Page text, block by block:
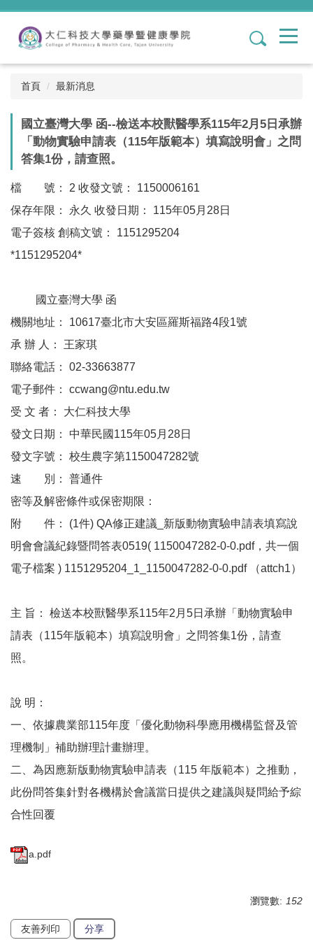
跳
內
1
首頁 最新消息
國立臺灣大學 函--檢送本校獸醫學系115年2月5日承辦
「動物實驗申請表（115年版範本）填寫說明會」之問
答集1份，請查照。
檔 號： 2 收發文號： 1150006161
保存年限： 永久 收發日期： 115年05月28日
電子簽核 創稿文號： 1151295204
*1151295204*
國立臺灣大學 函
機關地址： 10617臺北市大安區羅斯福路4段1號
承 辦 人： 王家琪
聯絡電話： 02-33663877
電子郵件： ccwang@ntu.edu.tw
受 文 者： 大仁科技大學
發文日期： 中華民國115年05月28日
發文字號： 校生農字第1150047282號
速 別： 普通件
密等及解密條件或保密期限：
附 件： (1件) QA修正建議_新版動物實驗申請表填寫說
明會會議紀錄暨問答表0519( 1150047282-0-0.pdf，共一個
電子檔案 ) 1151295204_1_1150047282-0-0.pdf （attch1）
主 旨： 檢送本校獸醫學系115年2月5日承辦「動物實驗申
請表（115年版範本）填寫說明會」之問答集1份，請查
照。
說 明：
一、依據農業部115年度「優化動物科學應用機構監督及管
理機制」補助辦理計畫辦理。
二、為因應新版動物實驗申請表（115 年版範本）之推動，
此份問答集針對各機構於會議當日提供之建議與疑問給予綜
合性回覆
a.pdf
瀏覽數: 152
友善列印 分享